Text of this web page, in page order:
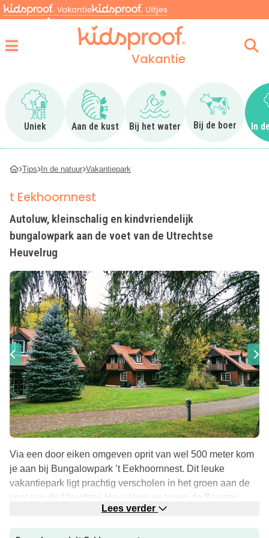
Vakantie
Uniek
Ga naar Uniek
Aan de kust
Ga naar Aan de kust
Bij het water
Ga naar Bij het water
Bij de boer
Ga naar Bij
In
Tips In de natuur Vakantiepark
t Eekhoornnest
Autoluw, kleinschalig en kindvriendelijk
bungalowpark aan de voet van de Utrechtse
Heuvelrug
Via een door eiken omgeven oprit van wel 500 meter kom
je aan bij Bungalowpark ’t Eekhoornnest. Dit leuke
vakantiepark ligt prachtig verscholen in het groen aan de
voet van de Utrechtse Heuvelrug en tegen de Soester
zandverstuivingen. Op het kleinschalige vakantiepark zijn
diverse faciliteiten en in de directe omgeving is er ook van
Lees verder